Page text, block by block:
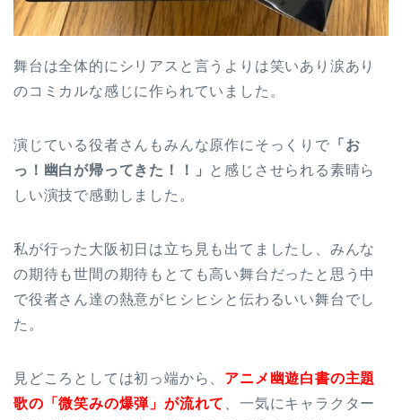
舞台は全体的にシリアスと言うよりは笑いあり涙あり
のコミカルな感じに作られていました。
演じている役者さんもみんな原作にそっくりで 「お
っ！幽白が帰ってきた！！」
と感じさせられる素晴ら
しい演技で感動しました。
私が行った大阪初日は立ち見も出てましたし、みんな
の期待も世間の期待もとても高い舞台だったと思う中
で役者さん達の熱意がヒシヒシと伝わるいい舞台でし
た。
見どころとしては初っ端から、 アニメ幽遊白書の主題
歌の「微笑みの爆弾」が流れて 、一気にキャラクター